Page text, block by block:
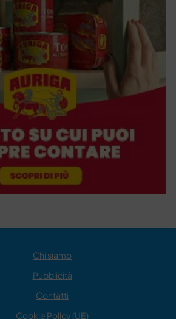
Chi siamo
Pubblicità
Contatti
Cookie Policy (UE)